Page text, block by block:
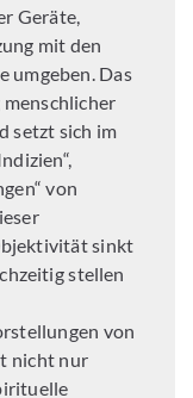
Geräte,
mit den
umgeben. Das
setzt sich im
von
sinkt
stellen
von
nicht nur